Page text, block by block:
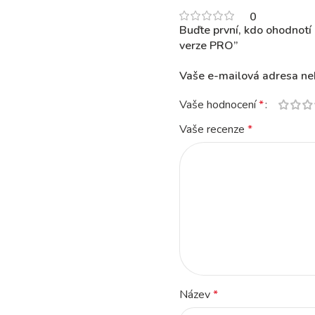
0
Buďte první, kdo
verze PRO”
Vaše e-mailová adresa
Vaše hodnocení*
Vaše recenze *
Název*